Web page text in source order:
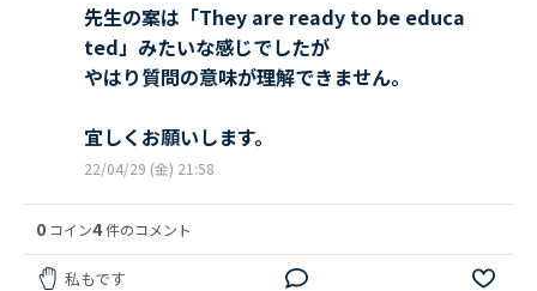
先生の案は「They are ready to be educa
ted」みたいな感じでしたが
やはり質問の意味が理解できません。
宜しくお願いします。
22/04/29 (金) 21:58
0 コイン4件のコメント
私もです